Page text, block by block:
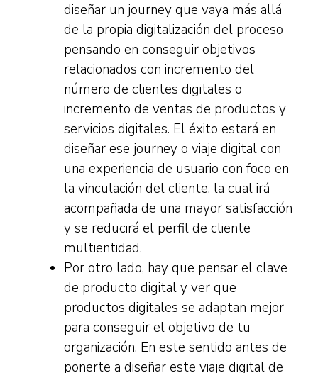
diseñar un journey que vaya más allá
de la propia digitalización del proceso
pensando en conseguir objetivos
relacionados con incremento del
número de clientes digitales o
incremento de ventas de productos y
servicios digitales. El éxito estará en
diseñar ese journey o viaje digital con
una experiencia de usuario con foco en
la vinculación del cliente, la cual irá
acompañada de una mayor satisfacción
y se reducirá el perfil de cliente
multientidad.
Por otro lado, hay que pensar el clave
de producto digital y ver que
productos digitales se adaptan mejor
para conseguir el objetivo de tu
organización. En este sentido antes de
ponerte a diseñar este viaje digital de